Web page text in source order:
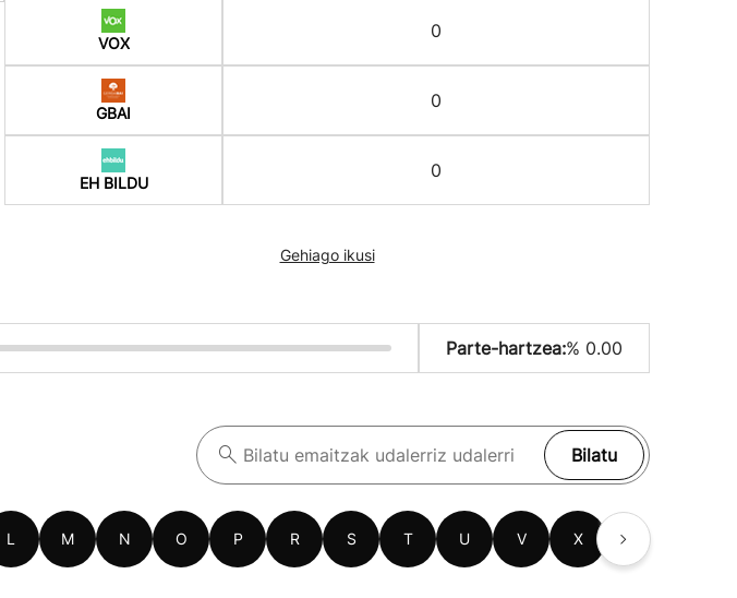
VOX
0
GBAI
0
EH BILDU
0
Gehiago ikusi
Parte-hartzea:% 0.00
Bilatu
L M N O P R S T U V X